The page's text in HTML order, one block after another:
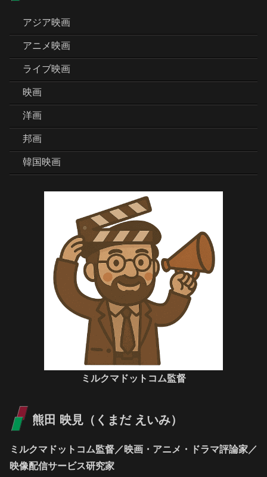
アジア映画
アニメ映画
ライブ映画
映画
洋画
邦画
韓国映画
ミルクマドットコム監督
熊田 映見（くまだ えいみ）
ミルクマドットコム監督／映画・アニメ・ドラマ評論家／
映像配信サービス研究家